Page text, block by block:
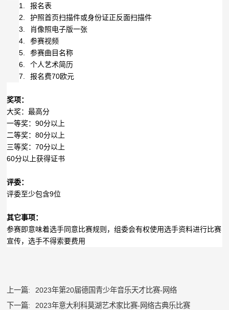
1.
报名表
2.
护照首页扫描件或身份证正反面扫描件
3.
肖像照电子版一张
4.
参赛视频
5.
参赛曲目名称
6.
个人艺术简历
7.
报名费70欧元
奖项：
大奖：最高分
一等奖：90分以上
二等奖：80分以上
三等奖：70分以上
60分以上获得证书
评委：
评委至少包含9位
其它事项：
参赛即意味着选手同意比赛规则，组委会有权使用选手资料进行比赛
宣传，选手不得索要费用
上一篇:
2023年第20届德国青少年音乐天才比赛-网络
下一篇:
2023年意大利科莫湖艺术家比赛-网络古典乐比赛